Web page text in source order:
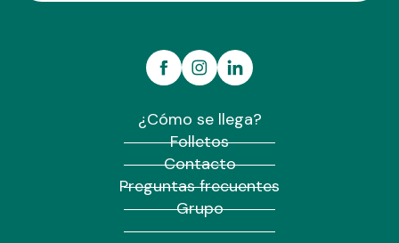
¿Cómo se llega?
Folletos
Contacto
Preguntas frecuentes
Grupo